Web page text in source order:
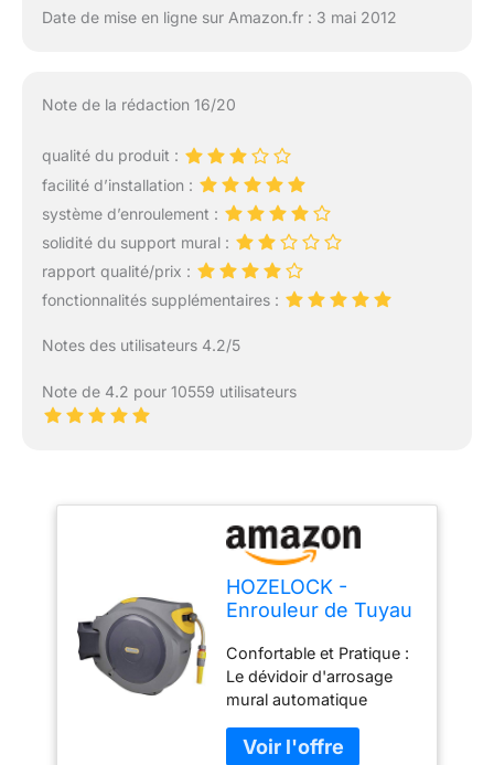
Date de mise en ligne sur Amazon.fr : 3 mai 2012
Note de la rédaction 16/20
qualité du produit :
facilité d’installation :
système d’enroulement :
solidité du support mural :
rapport qualité/prix :
fonctionnalités supplémentaires :
Notes des utilisateurs 4.2/5
Note de 4.2 pour 10559 utilisateurs
HOZELOCK -
Enrouleur de Tuyau
M : Facile
d'Installation,
Dévidoir Prêt à
l'Emploi avec lance,
Raccords, Tuyau
Confortable et Pratique :
Le dévidoir d'arrosage
mural automatique
enroulement